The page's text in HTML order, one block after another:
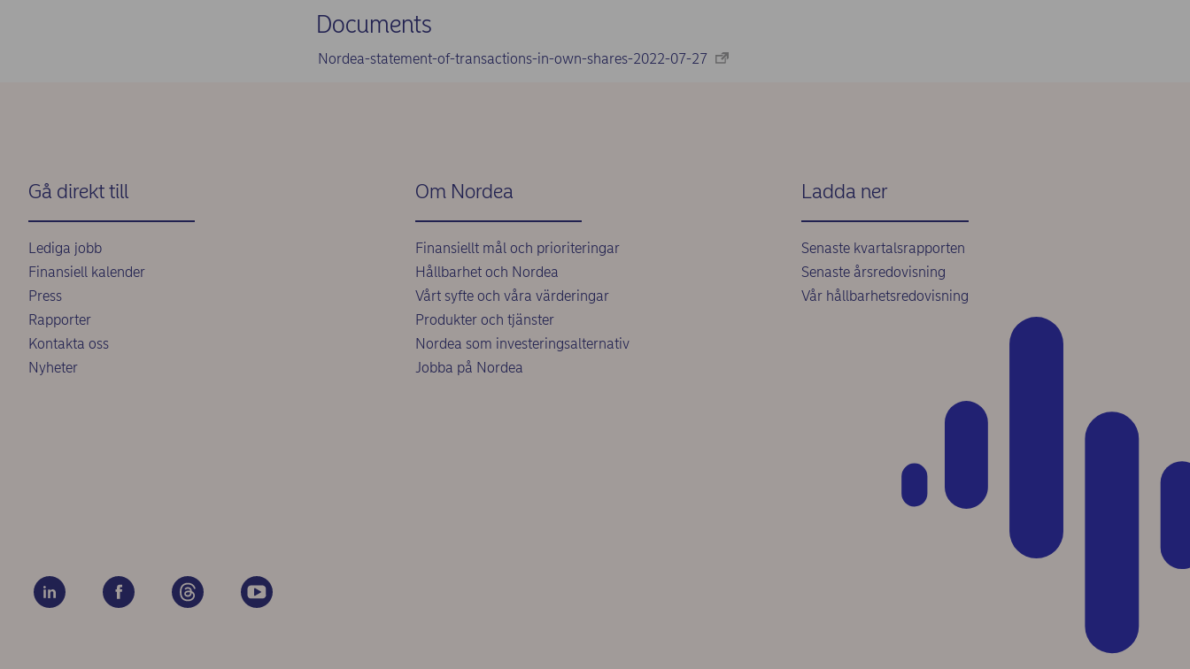
Documents
Nordea-statement-of-transactions-in-own-shares-2022-07-27
Gå direkt till
Lediga jobb
Finansiell kalender
Press
Rapporter
Kontakta oss
Nyheter
Om Nordea
Finansiellt mål och prioriteringar
Hållbarhet och Nordea
Vårt syfte och våra värderingar
Produkter och tjänster
Nordea som investeringsalternativ
Jobba på Nordea
Ladda ner
Senaste kvartalsrapporten
Senaste årsredovisning
Vår hållbarhetsredovisning